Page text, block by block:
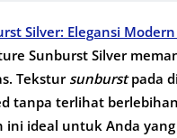
Silver: Elegansi
Sunburst Silver
Tekstur sunburstpada
tanpa terlihat
ini ideal untuk Anda